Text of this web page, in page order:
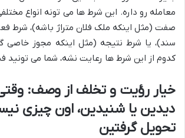
معامله رو داره. این شرط ها می تونه انواع
صفت (مثل اینکه ملک فلان متراژ باشه)، شرط
سند)، یا شرط نتیجه (مثل اینکه مجوز خاصی
کدوم از این شرط ها رعایت نشه، شما می تونید
خیار رؤیت و تخلف از وصف:
دیدین یا شنیدین، اون چیزی
تحویل گرفتین